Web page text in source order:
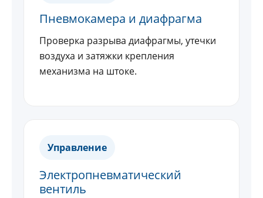
Пневмокамера и диафрагма
Проверка разрыва диафрагмы, утечки
воздуха и затяжки крепления
механизма на штоке.
Управление
Электропневматический
вентиль